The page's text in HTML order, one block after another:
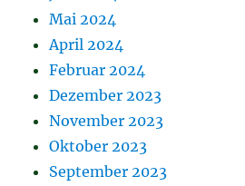
Mai 2024
April 2024
Februar 2024
Dezember 2023
November 2023
Oktober 2023
September 2023